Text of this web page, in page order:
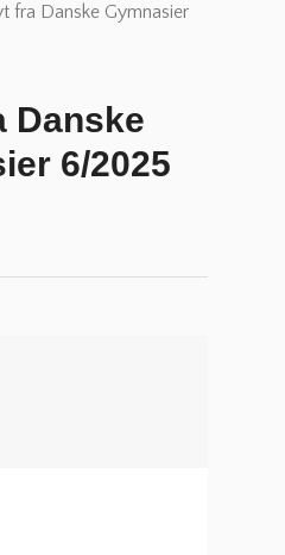
fra Danske Gymnasier
Danske
6/2025